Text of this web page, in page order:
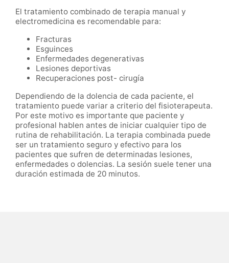
El tratamiento combinado de terapia manual y
electromedicina es recomendable para:
Fracturas
Esguinces
Enfermedades degenerativas
Lesiones deportivas
Recuperaciones post- cirugía
Dependiendo de la dolencia de cada paciente, el
tratamiento puede variar a criterio del fisioterapeuta.
Por este motivo es importante que paciente y
profesional hablen antes de iniciar cualquier tipo de
rutina de rehabilitación. La terapia combinada puede
ser un tratamiento seguro y efectivo para los
pacientes que sufren de determinadas lesiones,
enfermedades o dolencias. La sesión suele tener una
duración estimada de 20 minutos.